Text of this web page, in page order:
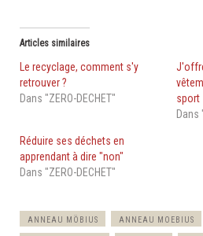
Articles similaires
Le recyclage, comment s'y
retrouver ?
Dans "ZERO-DECHET"
sport
Dans
Réduire ses déchets en
apprendant à dire "non"
Dans "ZERO-DECHET"
ANNEAU MÖBIUS ANNEAU MOEBIUS